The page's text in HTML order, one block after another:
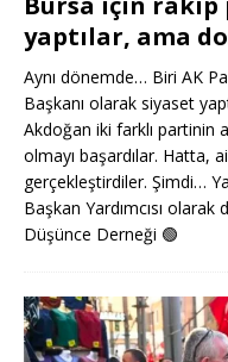
yaptılar, ama
Aynı dönemde… Biri AK
Başkanı olarak siyaset
Akdoğan iki farklı partinin
olmayı başardılar. Hatta,
gerçekleştirdiler. Şimdi…
Başkan Yardımcısı
Düşünce Derneği 🟢